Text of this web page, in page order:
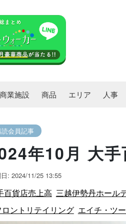
商業施設 商品 エリア 人事
会員記事
年10月 大
: 2024/11/25 13:55
百貨店売上高 三越伊勢丹ホール
ロントリテイリング エイチ・ツ